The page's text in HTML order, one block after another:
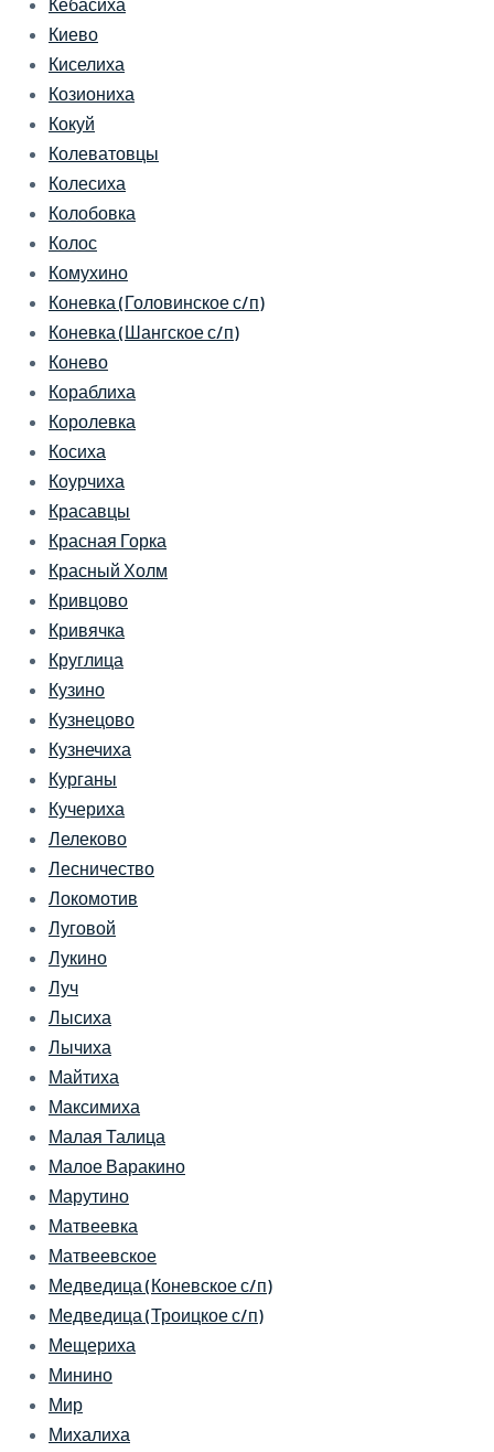
Киево
Киселиха
Козиониха
Кокуй
Колеватовцы
Колесиха
Колобовка
Колос
Комухино
Коневка (Головинское с/п)
Коневка (Шангское с/п)
Конево
Кораблиха
Королевка
Косиха
Коурчиха
Красавцы
Красная Горка
Красный Холм
Кривцово
Кривячка
Круглица
Кузино
Кузнецово
Кузнечиха
Курганы
Кучериха
Лелеково
Лесничество
Локомотив
Луговой
Лукино
Луч
Лысиха
Лычиха
Майтиха
Максимиха
Малая Талица
Малое Варакино
Марутино
Матвеевка
Матвеевское
Медведица (Коневское с/п)
Медведица (Троицкое с/п)
Мещериха
Минино
Мир
Михалиха